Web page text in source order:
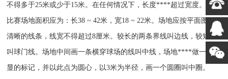
不得多于25米或少于15米。在任何情况下，长度****超过宽度。国际
比赛场地面积应为：长38 ~ 42米，宽18 ~ 22米。场地应按平面图画
清晰的线条，线宽不得超过8厘米。较长的两条界线叫边线，较短的
叫球门线。场地中间画一条横穿球场的线叫中线，场地****做一个明
显的标记，并以此点为圆心，以3米为半径，画一个圆圈叫中圈。